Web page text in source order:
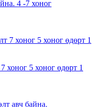
4 -7 хоног
хоног 5 хоног өдөрт 1